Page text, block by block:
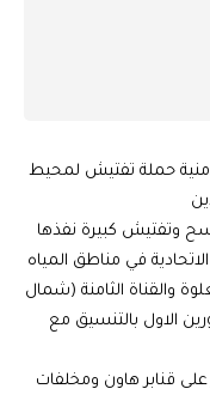
حملة تفتيش لمحيط
وتفتيش كبيرة نفذها
في مناطق المياه
والقناة الثامنة (شمال
الاول بالتنسيق مع
قنابر هاون ومخلفات